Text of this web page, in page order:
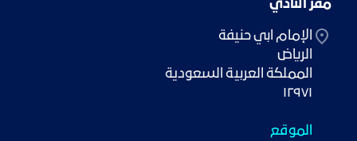
مقر النادي
١٢٩٧١
الموقع